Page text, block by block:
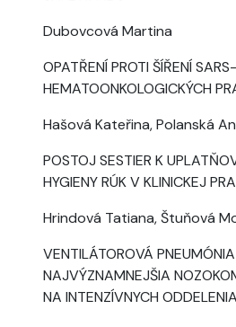
Dubovcová Martina
OPATŘENÍ PROTI ŠÍŘENÍ
HEMATOONKOLOGICKÝCH
Hašová Kateřina, Polanská
POSTOJ SESTIER K
HYGIENY RÚK V KLINICKEJ
Hrindová Tatiana, Štuňová
VENTILÁTOROVÁ
NAJVÝZNAMNEJŠIA
NA INTENZÍVNYCH